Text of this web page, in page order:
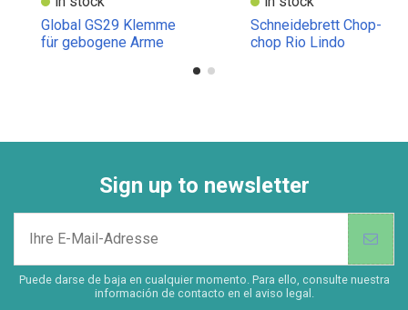
Global GS29 Klemme
für gebogene Arme
Schneidebrett Chop-
chop Rio Lindo
Sign up to newsletter
Puede darse de baja en cualquier momento. Para ello, consulte nuestra
información de contacto en el aviso legal.